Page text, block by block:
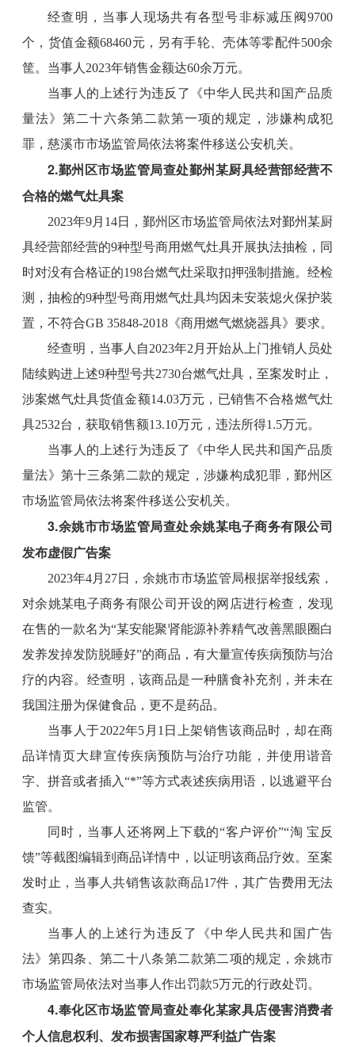
经查明，当事人现场共有各型号非标减压阀9700
个，货值金额68460元，另有手轮、壳体等零配件500余
筐。当事人2023年销售金额达60余万元。
当事人的上述行为违反了《中华人民共和国产品质
量法》第二十六条第二款第一项的规定，涉嫌构成犯
罪，慈溪市市场监管局依法将案件移送公安机关。
2.鄞州区市场监管局查处鄞州某厨具经营部经营不
合格的燃气灶具案
2023年9月14日，鄞州区市场监管局依法对鄞州某厨
具经营部经营的9种型号商用燃气灶具开展执法抽检，同
时对没有合格证的198台燃气灶采取扣押强制措施。经检
测，抽检的9种型号商用燃气灶具均因未安装熄火保护装
置，不符合GB 35848-2018《商用燃气燃烧器具》要求。
经查明，当事人自2023年2月开始从上门推销人员处
陆续购进上述9种型号共2730台燃气灶具，至案发时止，
涉案燃气灶具货值金额14.03万元，已销售不合格燃气灶
具2532台，获取销售额13.10万元，违法所得1.5万元。
当事人的上述行为违反了《中华人民共和国产品质
量法》第十三条第二款的规定，涉嫌构成犯罪，鄞州区
市场监管局依法将案件移送公安机关。
3.余姚市市场监管局查处余姚某电子商务有限公司
发布虚假广告案
2023年4月27日，余姚市市场监管局根据举报线索，
对余姚某电子商务有限公司开设的网店进行检查，发现
在售的一款名为“某安能聚肾能源补养精气改善黑眼圈白
发养发掉发防脱睡好”的商品，有大量宣传疾病预防与治
疗的内容。经查明，该商品是一种膳食补充剂，并未在
我国注册为保健食品，更不是药品。
当事人于2022年5月1日上架销售该商品时，却在商
品详情页大肆宣传疾病预防与治疗功能，并使用谐音
字、拼音或者插入“*”等方式表述疾病用语，以逃避平台
监管。
同时，当事人还将网上下载的“客户评价”“淘 宝反
馈”等截图编辑到商品详情中，以证明该商品疗效。至案
发时止，当事人共销售该款商品17件，其广告费用无法
查实。
当事人的上述行为违反了《中华人民共和国广告
法》第四条、第二十八条第二款第二项的规定，余姚市
市场监管局依法对当事人作出罚款5万元的行政处罚。
4.奉化区市场监管局查处奉化某家具店侵害消费者
个人信息权利、发布损害国家尊严利益广告案